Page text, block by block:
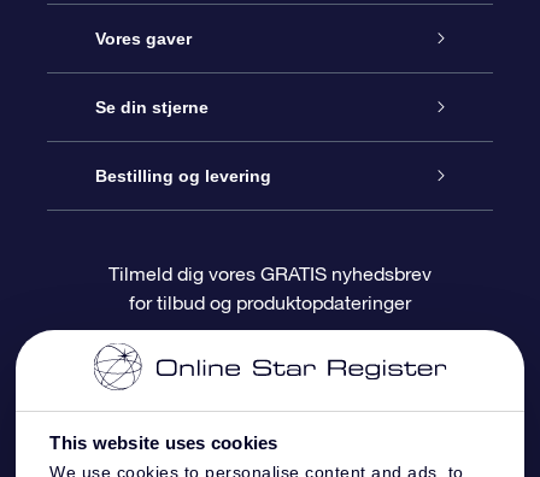
This website uses cookies
We use cookies to personalise content and ads, to
Kundeservice
Kontakt os
Bloggen
Anmeldelser
Vores gaver
Online Stjernegave
OSR Gavepakke
OSR Gavekortet
Firmagaver
Se din stjerne
Star Register
Personliggjort Stjerneside
One Million Stars
OSR Stjerne-pauseskærm
Bestilling og levering
Betalingsinformation
Forsendelsesoplysninger
Returpolitik
Tilmeld dig vores GRATIS nyhedsbrev
for tilbud og produktopdateringer